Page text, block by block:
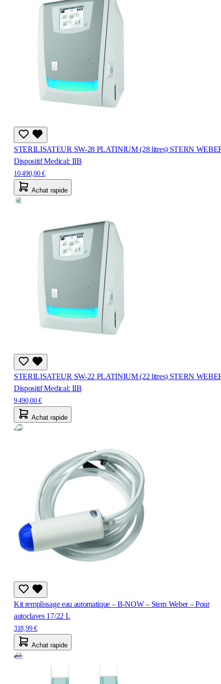
STERILISATEUR SW-28 PLATINIUM (28 litres) STERN
Dispositif Medical: IIB
10 490,00 €
Achat rapide
STERILISATEUR SW-22 PLATINIUM (22 litres) STERN
Dispositif Medical: IIB
9 490,00 €
Achat rapide
Kit remplissage eau automatique – B-NOW – Stern Weber – Pour
autoclaves 17/22 L
318,99 €
Achat rapide